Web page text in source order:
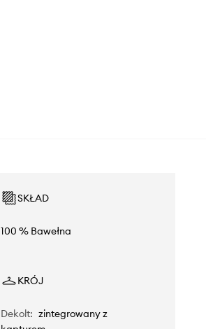
SKŁAD
100 % Bawełna
KRÓJ
Dekolt: zintegrowany z